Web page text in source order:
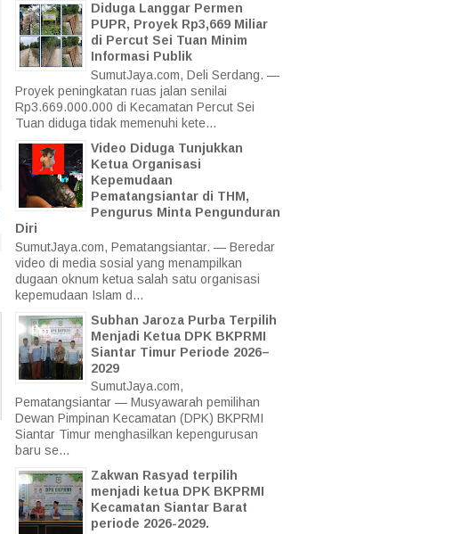
Diduga Langgar Permen
PUPR, Proyek Rp3,669 Miliar
di Percut Sei Tuan Minim
Informasi Publik
SumutJaya.com, Deli Serdang. —
Proyek peningkatan ruas jalan senilai
Rp3.669.000.000 di Kecamatan Percut Sei
Tuan diduga tidak memenuhi kete...
Video Diduga Tunjukkan
Ketua Organisasi
Kepemudaan
Pematangsiantar di THM,
Pengurus Minta Pengunduran
Diri
SumutJaya.com, Pematangsiantar. — Beredar
video di media sosial yang menampilkan
dugaan oknum ketua salah satu organisasi
kepemudaan Islam d...
Subhan Jaroza Purba Terpilih
Menjadi Ketua DPK BKPRMI
Siantar Timur Periode 2026–
2029
SumutJaya.com,
Pematangsiantar — Musyawarah pemilihan
Dewan Pimpinan Kecamatan (DPK) BKPRMI
Siantar Timur menghasilkan kepengurusan
baru se...
Zakwan Rasyad terpilih
menjadi ketua DPK BKPRMI
Kecamatan Siantar Barat
periode 2026-2029.